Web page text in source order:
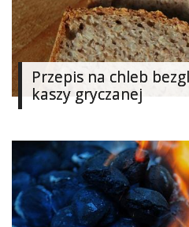
Przepis na chleb
kaszy gryczanej